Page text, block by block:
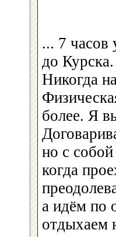
... 7 часов
до
Никогда
более. Я
но с собой
когда
а идём по
отдыхаем